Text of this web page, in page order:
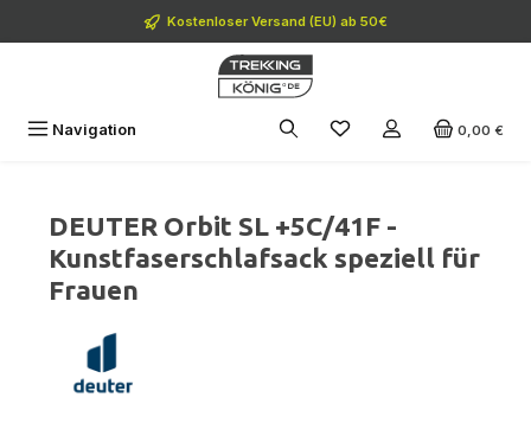
Zum Hauptinhalt springenKostenloser Versand (EU) ab 50€
Navigation 0,00 €
DEUTER Orbit SL +5C/41F -
Kunstfaserschlafsack speziell für
Frauen